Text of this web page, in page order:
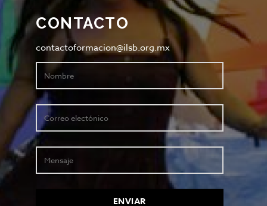
CONTACTO
contactoformacion@ilsb.org.mx